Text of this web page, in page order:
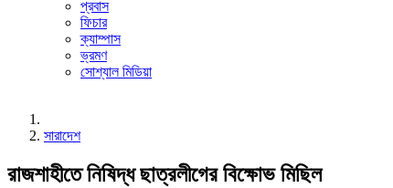
প্রবাস
ফিচার
ক্যাম্পাস
ভ্রমণ
সোশ্যাল মিডিয়া
সারাদেশ
রাজশাহীতে নিষিদ্ধ ছাত্রলীগের বিক্ষোভ মিছিল